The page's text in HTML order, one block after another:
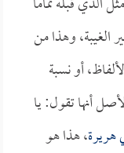
الغيبة، وهذا من
أو نسبة
أنها تقول: يا
هريرة، هذا هو